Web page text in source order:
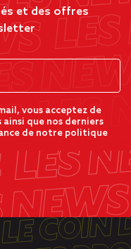
et des offres
vous acceptez de
que nos derniers
de notre politique